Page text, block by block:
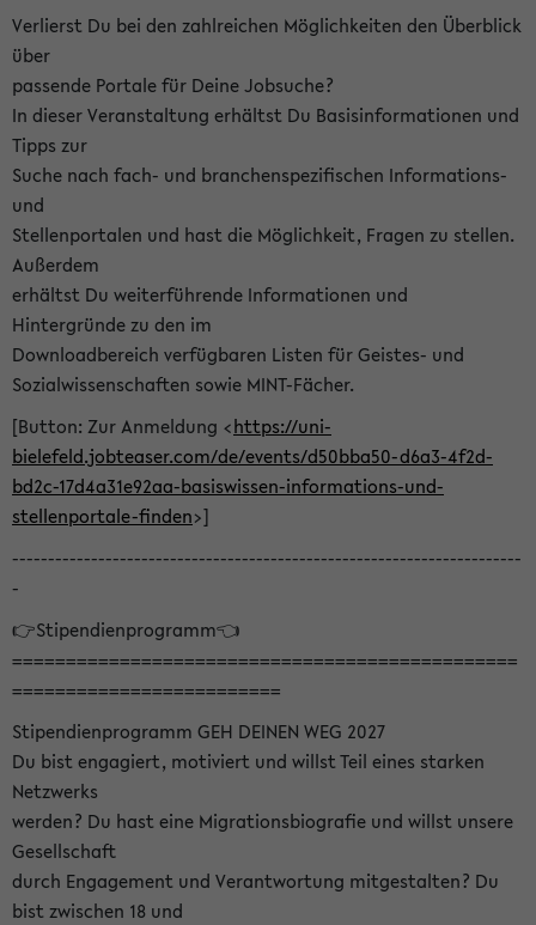
Verlierst Du bei den zahlreichen Möglichkeiten den Überblick
über
passende Portale für Deine Jobsuche?
In dieser Veranstaltung erhältst Du Basisinformationen und
Tipps zur
Suche nach fach- und branchenspezifischen Informations-
und
Stellenportalen und hast die Möglichkeit, Fragen zu stellen.
Außerdem
erhältst Du weiterführende Informationen und
Hintergründe zu den im
Downloadbereich verfügbaren Listen für Geistes- und
Sozialwissenschaften sowie MINT-Fächer.
[Button: Zur Anmeldung <https://uni-
bielefeld.jobteaser.com/de/events/d50bba50-d6a3-4f2d-
bd2c-17d4a31e92aa-basiswissen-informations-und-
stellenportale-finden>]
-----------------------------------------------------------------------
-
👉Stipendienprogramm👈
===============================================
=========================
Stipendienprogramm GEH DEINEN WEG 2027
Du bist engagiert, motiviert und willst Teil eines starken
Netzwerks
werden? Du hast eine Migrationsbiografie und willst unsere
Gesellschaft
durch Engagement und Verantwortung mitgestalten? Du
bist zwischen 18 und